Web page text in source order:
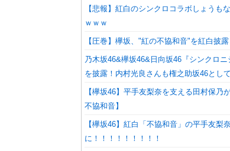
【悲報】紅白のシンクロコラボしょうも
ｗｗｗ
【圧巻】欅坂、"紅の不協和音"を紅白披
乃木坂46&欅坂46&日向坂46『シンクロ
を披露！内村光良さんも権之助坂46とし
【欅坂46】平手友梨奈を支える田村保乃
不協和音】
【欅坂46】紅白「不協和音」の平手友梨
に！！！！！！！！！